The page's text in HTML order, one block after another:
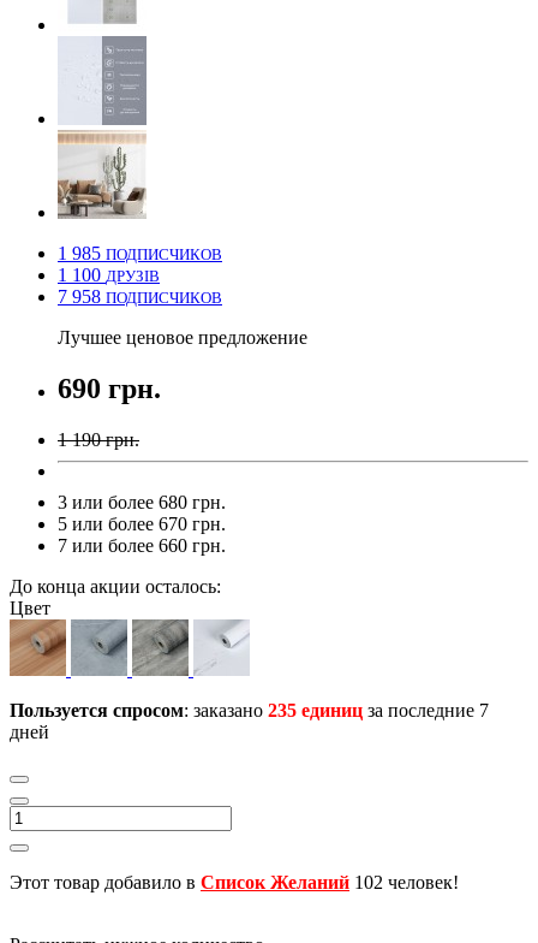
1 985 ПОДПИСЧИКОВ
1 100 ДРУЗІВ
7 958 ПОДПИСЧИКОВ
Лучшее ценовое предложение
690 грн.
1 190 грн.
3 или более 680 грн.
5 или более 670 грн.
7 или более 660 грн.
До конца акции осталось:
Цвет
Пользуется спросом: заказано 235 единиц за последние 7
дней
Этот товар добавило в Список Желаний 102 человек!